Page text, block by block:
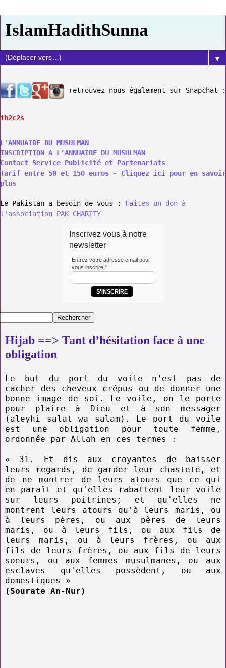
IslamHadithSunna
▼
retrouvez nous également sur Snapchat :
ih2c2s
L'ANNUAIRE DU MUSULMAN
INSCRIPTION A L'ANNUAIRE DU MUSULMAN
Contact Service Publicité et Partenariats
Tarif entre 50 et 150 euros - Cliquez ici pour en savoir
plus
Le Pakistan a besoin de vous : Faites un don à
l'association PAK CHARITY
Inscrivez vous à notre
newsletter
Entrez votre adresse email pour
vous inscrire *
S'INSCRIRE
Hijab ==> Tant d’hésitation face à une
obligation
Le but du port du voile n’est pas de
cacher des cheveux crépus ou de donner une
bonne image de soi. Le voile, on le porte
pour plaire à Dieu et à son messager
(aleyhi salat wa salam). Le port du voile
est une obligation pour toute femme,
ordonnée par Allah en ces termes :
« 31. Et dis aux croyantes de baisser
leurs regards, de garder leur chasteté, et
de ne montrer de leurs atours que ce qui
en paraît et qu'elles rabattent leur voile
sur leurs poitrines; et qu'elles ne
montrent leurs atours qu'à leurs maris, ou
à leurs pères, ou aux pères de leurs
maris, ou à leurs fils, ou aux fils de
leurs maris, ou à leurs frères, ou aux
fils de leurs frères, ou aux fils de leurs
soeurs, ou aux femmes musulmanes, ou aux
esclaves qu'elles possèdent, ou aux
domestiques »
(Sourate An-Nur)